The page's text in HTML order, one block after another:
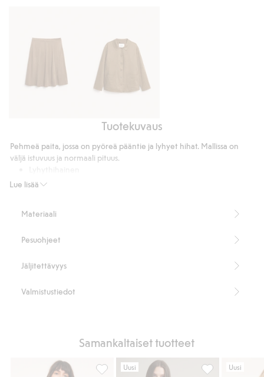
hame
Mokkanahkajäljitelmää
takki
Tuotekuvaus
Lue lisää
Pehmeä paita, jossa on pyöreä pääntie ja lyhyet hihat. Mallissa on
väljä istuvuus ja normaali pituus.
Pyöreä pääntie
Pituus 66 cm koossa XL.
Materiaali
Pesuohjeet
Jäljitettävyys
Valmistustiedot
Samankaltaiset tuotteet
Uusi Uusi